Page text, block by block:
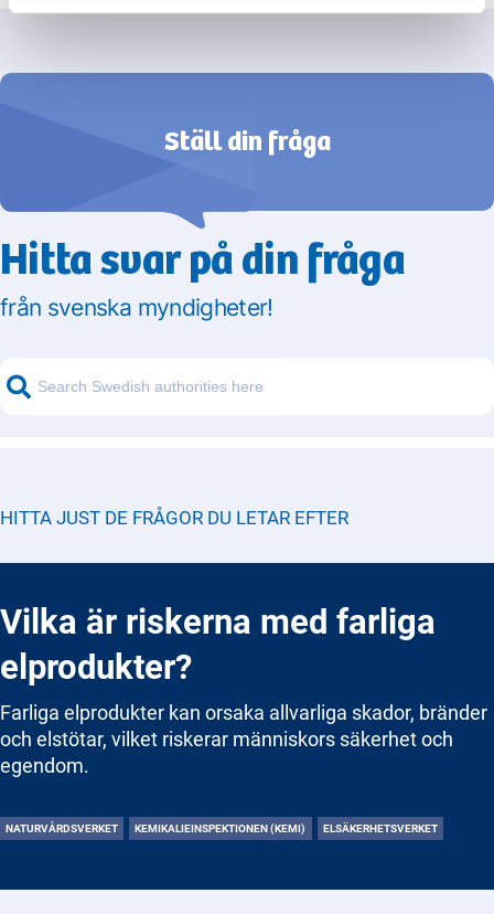
Ställ din fråga
Hitta svar på din fråga
från svenska myndigheter!
HITTA JUST DE FRÅGOR DU LETAR EFTER
Vilka är riskerna med farliga
elprodukter?
Farliga elprodukter kan orsaka allvarliga skador, bränder
och elstötar, vilket riskerar människors säkerhet och
egendom.
NATURVÅRDSVERKET KEMIKALIEINSPEKTIONEN (KEMI) ELSÄKERHETSVERKET